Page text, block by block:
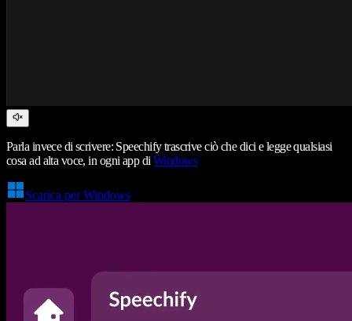
Parla invece di scrivere: Speechify trascrive ciò che dici e legge qualsiasi
cosa ad alta voce, in ogni app di Windows
Scarica per Windows